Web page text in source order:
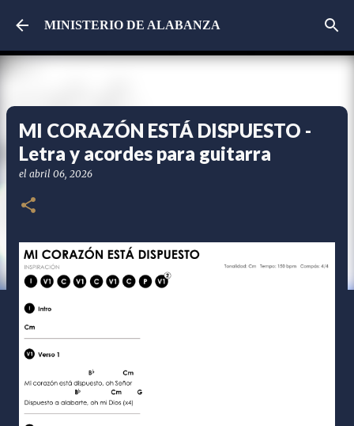
Ir al contenido principal
MINISTERIO DE ALABANZA
MI CORAZÓN ESTÁ DISPUESTO -
Letra y acordes para guitarra
el abril 06, 2026